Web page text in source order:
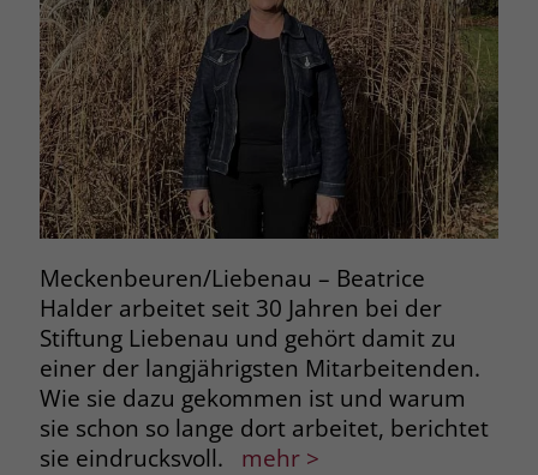
Meckenbeuren/Liebenau – Beatrice
Halder arbeitet seit 30 Jahren bei der
Stiftung Liebenau und gehört damit zu
einer der langjährigsten Mitarbeitenden.
Wie sie dazu gekommen ist und warum
sie schon so lange dort arbeitet, berichtet
sie eindrucksvoll.
mehr >